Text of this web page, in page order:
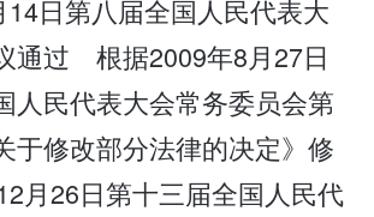
14日第八届全国人民代表大
通过 根据2009年8月27日
人民代表大会常务委员会第
于修改部分法律的决定》修
月26日第十三届全国人民代